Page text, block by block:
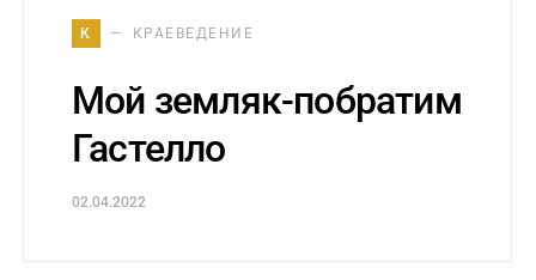
К КРАЕВЕДЕНИЕ
Мой земляк-побратим
Гастелло
02.04.2022